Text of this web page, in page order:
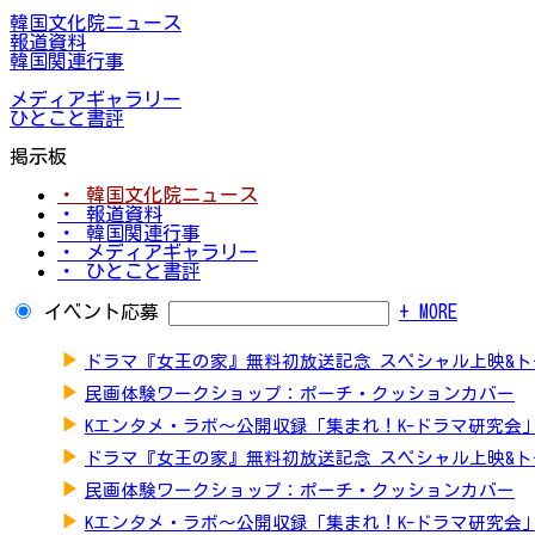
韓国文化院ニュース
報道資料
韓国関連行事
メディアギャラリー
ひとこと書評
掲示板
・ 韓国文化院ニュース
・ 報道資料
・ 韓国関連行事
・ メディアギャラリー
・ ひとこと書評
イベント応募 + MORE
▶ ドラマ『女王の家』無料初放送記念 スペシャル上映&
▶ 民画体験ワークショップ：ポーチ・クッションカバー
▶ Kエンタメ・ラボ～公開収録「集まれ！K-ドラマ研究会」
▶ ドラマ『女王の家』無料初放送記念 スペシャル上映&
▶ 民画体験ワークショップ：ポーチ・クッションカバー
▶ Kエンタメ・ラボ～公開収録「集まれ！K-ドラマ研究会」